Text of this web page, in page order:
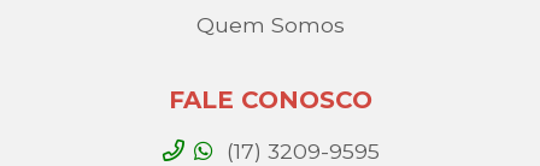
Quem Somos
FALE CONOSCO
(17) 3209-9595